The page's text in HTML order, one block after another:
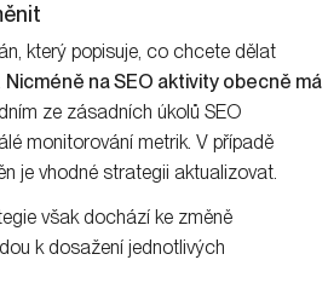
který popisuje, co chcete dělat
Nicméně na SEO aktivity obecně má
ze zásadních úkolů SEO
monitorování metrik. V případě
je vhodné strategii aktualizovat.
však dochází ke změně
k dosažení jednotlivých